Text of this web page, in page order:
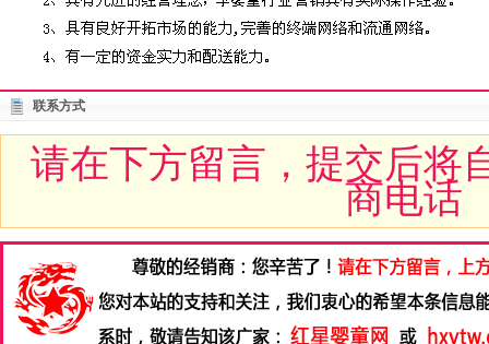
联系方式
请在下方留言，提交后将
商电话